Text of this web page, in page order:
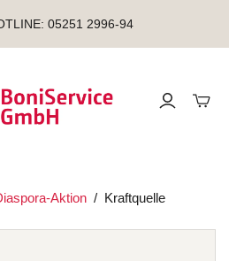
05251 2996-94
Mini-
Aktion / Kraftquelle